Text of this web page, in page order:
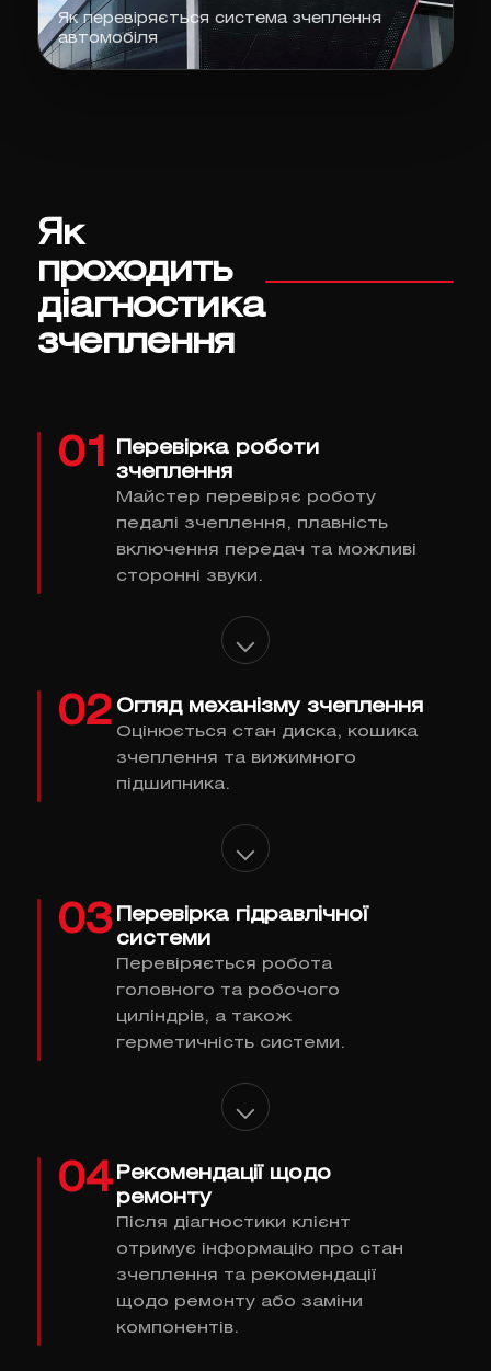
Як перевіряється система зчеплення
автомобіля
Як
проходить
діагностика
зчеплення
01
Перевірка роботи
зчеплення
Майстер перевіряє роботу
педалі зчеплення, плавність
включення передач та можливі
сторонні звуки.
02 Огляд механізму зчеплення
Оцінюється стан диска, кошика
зчеплення та вижимного
підшипника.
03
Перевірка гідравлічної
системи
Перевіряється робота
головного та робочого
циліндрів, а також
герметичність системи.
04 Рекомендації щодо
ремонту
Після діагностики клієнт
отримує інформацію про стан
зчеплення та рекомендації
щодо ремонту або заміни
компонентів.